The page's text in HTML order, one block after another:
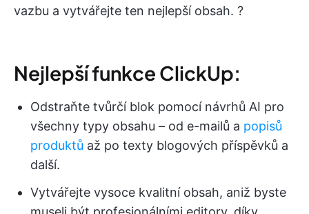
vazbu a vytvářejte ten nejlepší obsah. ?
Nejlepší funkce ClickUp:
Odstraňte tvůrčí blok pomocí návrhů AI pro
všechny typy obsahu – od e-mailů a popisů
produktů až po texty blogových příspěvků a
další.
Vytvářejte vysoce kvalitní obsah, aniž byste